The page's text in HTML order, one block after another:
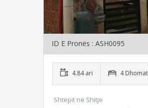
ID E Pronës : ASH0095
4.84 ari 4 Dhomat
Shtëpit në Shitje